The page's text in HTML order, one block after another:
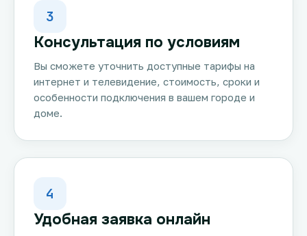
3
Консультация по условиям
Вы сможете уточнить доступные тарифы на
интернет и телевидение, стоимость, сроки и
особенности подключения в вашем городе и
доме.
4
Удобная заявка онлайн